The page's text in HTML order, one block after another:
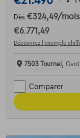
Dès €324,49/mois
€6.771,49
Découvrez l’exemple
7503 Tournai,
Comparer